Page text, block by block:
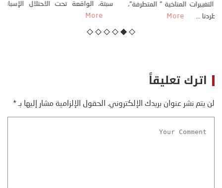
كتب: منذر بالضيافي بدأت قصتي مع التغييرات المناخية ” المتطرفة”،
منذ نهاية ثمانينات القرن الماضي، حين أطردنا ...
اترك تعليقاً
لن يتم نشر عنوان بريدك الإلكتروني. الحقول الإلزامية مشار إليها بـ*